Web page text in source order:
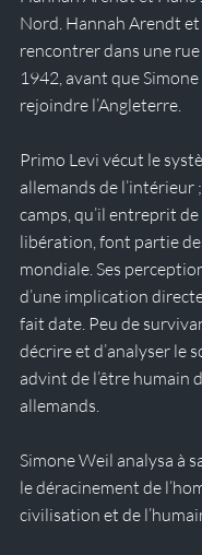
Nord. Hannah Arendt
rencontrer dans une
1942, avant que
rejoindre l’Angleterre.
Primo Levi vécut le
allemands de l’intérieur
camps, qu’il entreprit
libération, font partie
mondiale. Ses
d’une implication
fait date. Peu de
décrire et d’analyser le
advint de l’être humain
allemands.
Simone Weil analysa à
le déracinement de
civilisation et de